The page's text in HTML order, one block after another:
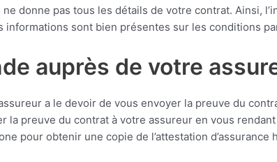
donne pas tous les détails de votre contrat. Ainsi,
informations sont bien présentes sur les conditions
auprès de votre
a le devoir de vous envoyer la preuve du
la preuve du contrat à votre assureur en vous
pour obtenir une copie de l’attestation